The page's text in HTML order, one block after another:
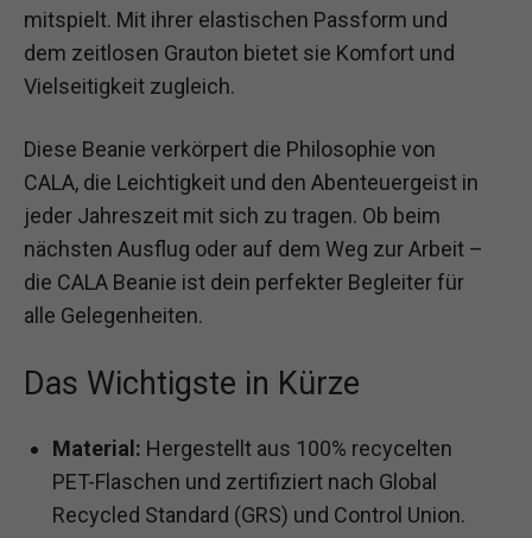
mitspielt. Mit ihrer elastischen Passform und
dem zeitlosen Grauton bietet sie Komfort und
Vielseitigkeit zugleich.
Diese Beanie verkörpert die Philosophie von
CALA, die Leichtigkeit und den Abenteuergeist in
jeder Jahreszeit mit sich zu tragen. Ob beim
nächsten Ausflug oder auf dem Weg zur Arbeit –
die CALA Beanie ist dein perfekter Begleiter für
alle Gelegenheiten.
Das Wichtigste in Kürze
Material: Hergestellt aus 100% recycelten
PET-Flaschen und zertifiziert nach Global
Recycled Standard (GRS) und Control Union.